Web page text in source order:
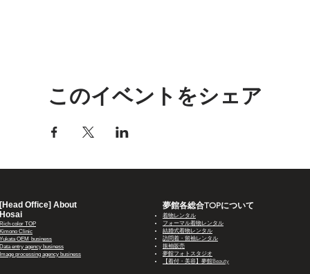
このイベントをシェア
[Head Office] About
Hosai
Rich color TOP
Kimono Clinic
Yukata OEM business
Data entry agency business
Image processing agency business
​​夢館各総合TOPについて
着物レンタル
フォーマル着物レンタル
結婚式着物レンタル
訪問着・留袖レンタル
振袖販売
夢館フォトスタジオ
【着付・美容】夢館Beauty